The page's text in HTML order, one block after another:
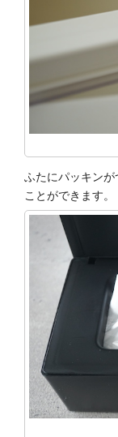
ふたにパッキン
ことができます。